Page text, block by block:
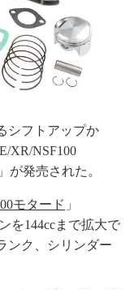
シフトアップか
XR/NSF100
が発売された。
モタード 」
を144ccまで拡大で
ンク、シリンダー